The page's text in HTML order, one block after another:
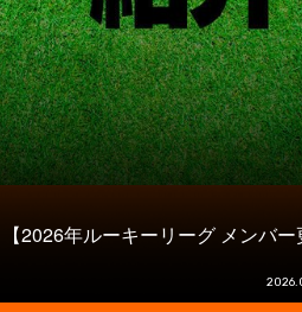
2026年ルーキーリーグ メンバー